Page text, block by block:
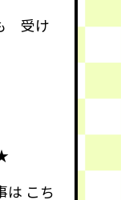
受け
は こち